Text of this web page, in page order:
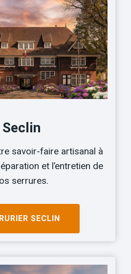
Seclin
savoir-faire artisanal à
et l’entretien de
serrures.
SECLIN